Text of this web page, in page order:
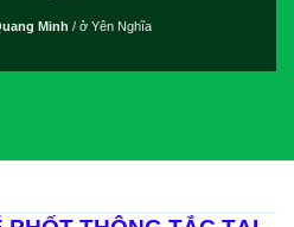
Minh / ở Yên Nghĩa